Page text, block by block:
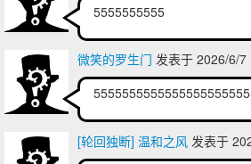
5555555555
微笑的罗生门 发表于 2026/6/
[轮回独断] 温和之风 发表于